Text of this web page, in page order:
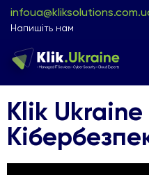
Напишіть нам
Klik